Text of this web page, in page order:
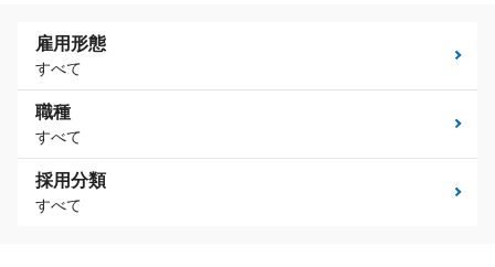
雇用形態
すべて
職種
すべて
採用分類
すべて